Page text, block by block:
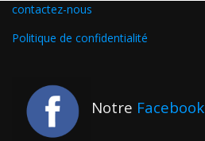
contactez-nous
Politique de confidentialité
Notre Facebook